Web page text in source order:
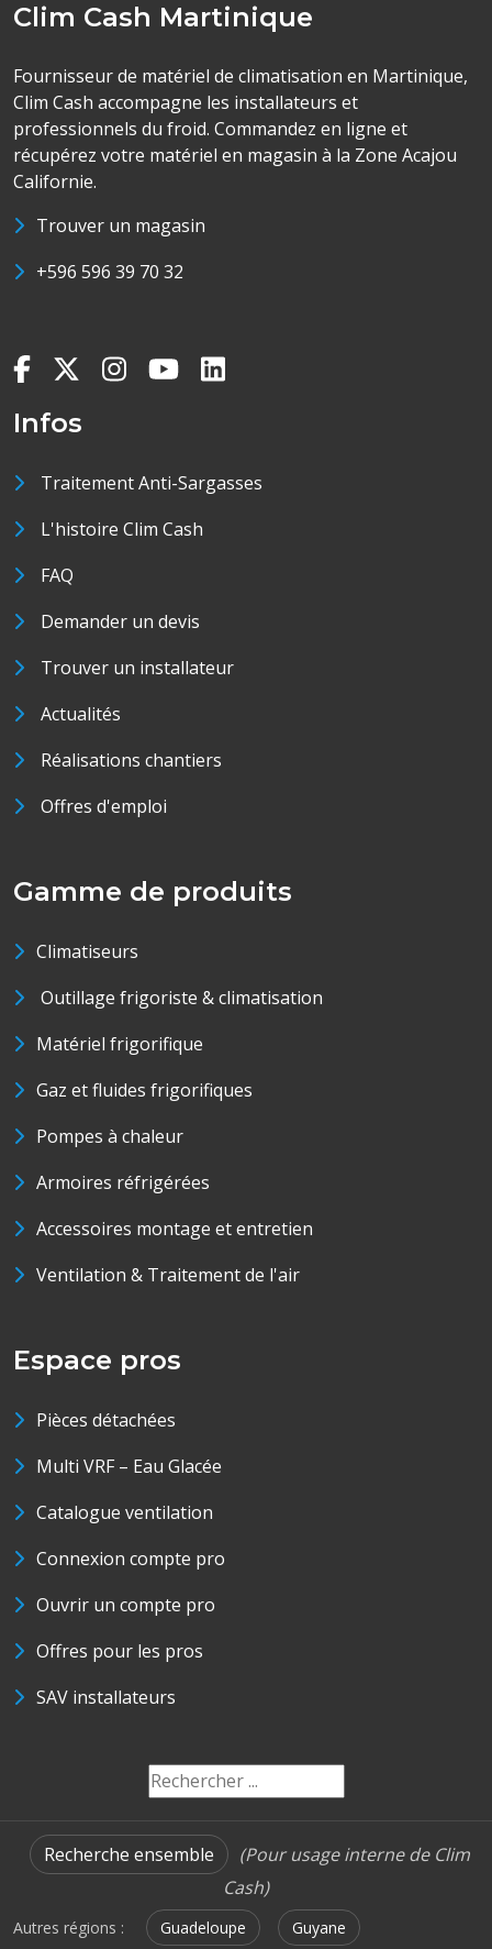
Clim Cash Martinique
Fournisseur de matériel de climatisation en Martinique,
Clim Cash accompagne les installateurs et
professionnels du froid. Commandez en ligne et
récupérez votre matériel en magasin à la Zone Acajou
Californie.
Trouver un magasin
+596 596 39 70 32
Infos
Traitement Anti-Sargasses
L'histoire Clim Cash
FAQ
Demander un devis
Trouver un installateur
Actualités
Réalisations chantiers
Offres d'emploi
Gamme de produits
Climatiseurs
Outillage frigoriste & climatisation
Matériel frigorifique
Gaz et fluides frigorifiques
Pompes à chaleur
Armoires réfrigérées
Accessoires montage et entretien
Ventilation & Traitement de l'air
Espace pros
Pièces détachées
Multi VRF – Eau Glacée
Catalogue ventilation
Connexion compte pro
Ouvrir un compte pro
Offres pour les pros
SAV installateurs
Recherche ensemble
(Pour usage interne de Clim
Cash)
Autres régions : Guadeloupe Guyane